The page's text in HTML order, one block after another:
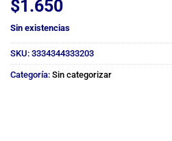
$1.650
Sin existencias
SKU: 3334344333203
Categoría: Sin categorizar